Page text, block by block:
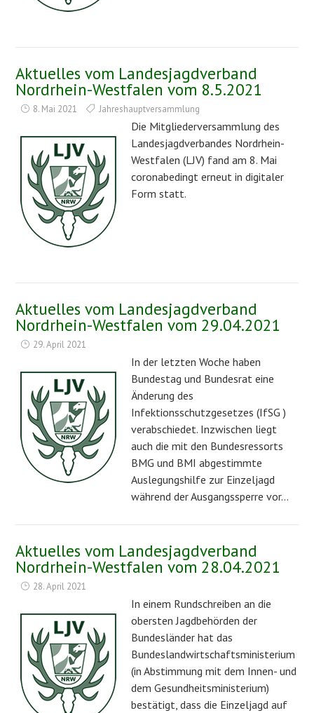
Aktuelles vom Landesjagdverband
Nordrhein-Westfalen vom 8.5.2021
8. Mai 2021 Jahreshauptversammlung
Die Mitgliederversammlung des
Landesjagdverbandes Nordrhein-
Westfalen (LJV) fand am 8. Mai
coronabedingt erneut in digitaler
Form statt.
Aktuelles vom Landesjagdverband
Nordrhein-Westfalen vom 29.04.2021
29. April 2021
In der letzten Woche haben
Bundestag und Bundesrat eine
Änderung des
Infektionsschutzgesetzes (IfSG )
verabschiedet. Inzwischen liegt
auch die mit den Bundesressorts
BMG und BMI abgestimmte
Auslegungshilfe zur Einzeljagd
während der Ausgangssperre vor…
Aktuelles vom Landesjagdverband
Nordrhein-Westfalen vom 28.04.2021
28. April 2021
In einem Rundschreiben an die
obersten Jagdbehörden der
Bundesländer hat das
Bundeslandwirtschaftsministerium
(in Abstimmung mit dem Innen- und
dem Gesundheitsministerium)
bestätigt, dass die Einzeljagd auf